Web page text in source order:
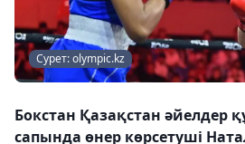
Сурет: olympic.kz
Бокстан Қазақстан әйелдер
сапында өнер көрсетуші